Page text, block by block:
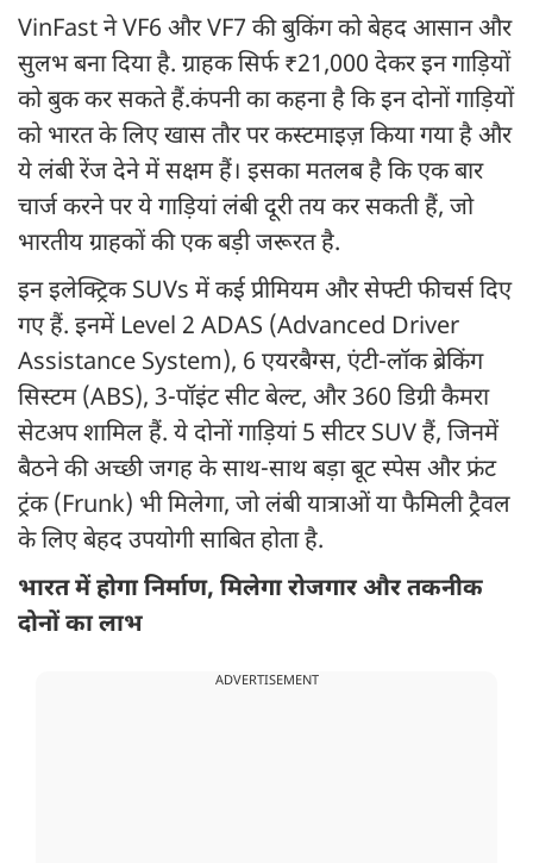
VinFast ने VF6 और VF7 की बुकिंग को बेहद आसान और
सुलभ बना दिया है. ग्राहक सिर्फ ₹21,000 देकर इन गाड़ियों
को बुक कर सकते हैं.कंपनी का कहना है कि इन दोनों गाड़ियों
को भारत के लिए खास तौर पर कस्टमाइज़ किया गया है और
ये लंबी रेंज देने में सक्षम हैं। इसका मतलब है कि एक बार
चार्ज करने पर ये गाड़ियां लंबी दूरी तय कर सकती हैं, जो
भारतीय ग्राहकों की एक बड़ी जरूरत है.
इन इलेक्ट्रिक SUVs में कई प्रीमियम और सेफ्टी फीचर्स दिए
गए हैं. इनमें Level 2 ADAS (Advanced Driver
Assistance System), 6 एयरबैग्स, एंटी-लॉक ब्रेकिंग
सिस्टम (ABS), 3-पॉइंट सीट बेल्ट, और 360 डिग्री कैमरा
सेटअप शामिल हैं. ये दोनों गाड़ियां 5 सीटर SUV हैं, जिनमें
बैठने की अच्छी जगह के साथ-साथ बड़ा बूट स्पेस और फ्रंट
ट्रंक (Frunk) भी मिलेगा, जो लंबी यात्राओं या फैमिली ट्रैवल
के लिए बेहद उपयोगी साबित होता है.
भारत में होगा निर्माण, मिलेगा रोजगार और तकनीक
दोनों का लाभ
ADVERTISEMENT